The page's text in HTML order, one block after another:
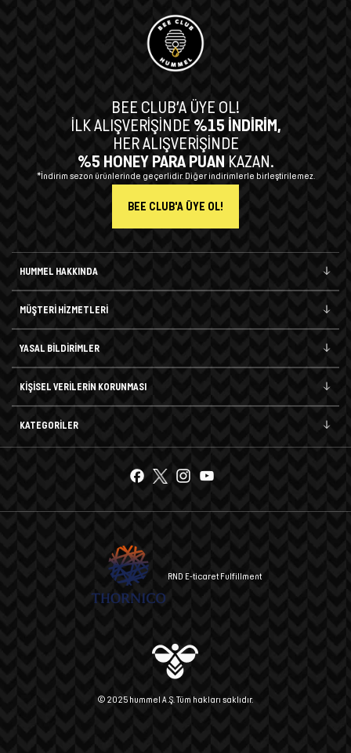
HUMMEL HAKKINDA
MÜŞTERİ HİZMETLERİ
YASAL BİLDİRİMLER
KİŞİSEL VERİLERİN KORUNMASI
KATEGORİLER
BEE CLUB’A ÜYE OL!
İLK ALIŞVERİŞİNDE %15 İNDİRİM,
HER ALIŞVERİŞİNDE
%5 HONEY PARA PUAN KAZAN.
*İndirim sezon ürünlerinde geçerlidir. Diğer indirimlerle birleştirilemez.
BEE CLUB'A ÜYE OL!
RND E-ticaret Fulfillment
© 2025 hummel A.Ş. Tüm hakları saklıdır.